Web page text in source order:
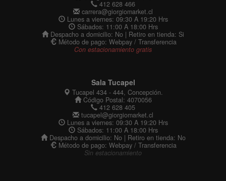
412 628 466
carrera@giorgiomarket.cl
Lunes a viernes: 09:30 A 19:20 Hrs
Sábados: 11:00 A 18:00 Hrs
Despacho a domicilio: No | Retiro en tienda: Si
Método de pago: Webpay / Transferencia
Con estacionamiento gratis
Sala Tucapel
Tucapel 434 - 444, Concepción.
Código Postal: 4070056
412 628 405
tucapel@giorgiomarket.cl
Lunes a viernes: 09:30 A 19:20 Hrs
Sábados: 11:00 A 18:00 Hrs
Despacho a domicilio: No | Retiro en tienda: No
Método de pago: Webpay / Transferencia
Sin estacionamiento